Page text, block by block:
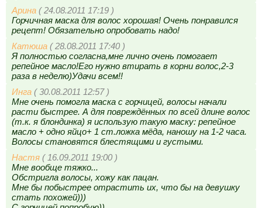
Арина ( 24.08.2011 17:19 )
Горчичная маска для волос хорошая! Очень понравился
рецепт! Обязательно опробовать надо!
Катюша ( 28.08.2011 17:40 )
Я полностью согласна,мне лично очень помогает
репейное масло!Его нужно втирать в корни волос,2-3
раза в неделю)Удачи всем!!
Инга ( 30.08.2011 12:57 )
Мне очень помогла маска с горчицей, волосы начали
расти быстрее. А для повреждённых по всей длине волос
(т.к. я блондинка) я использую такую маску: репейное
масло + одно яйцо+ 1 ст.ложка мёда, наношу на 1-2 часа.
Волосы становятся блестящими и густыми.
Настя ( 16.09.2011 19:00 )
Мне вообще тяжко...
Обстригла волосы, хожу как пацан.
Мне бы побыстрее отрастить их, что бы на девушку
стать похожей)))